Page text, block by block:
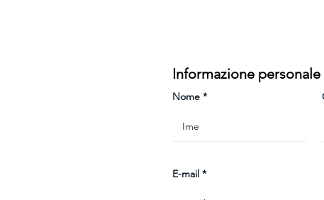
Informazione personale
Nome
E-mail